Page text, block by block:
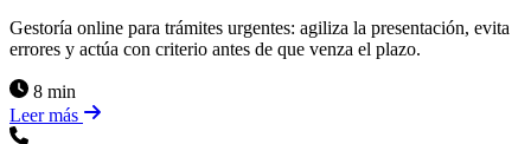
Gestoría online para trámites urgentes: agiliza la presentación, evita
errores y actúa con criterio antes de que venza el plazo.
8 min
Leer más